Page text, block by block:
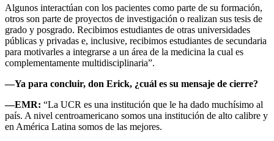
Algunos interactúan con los pacientes como parte de su formación,
otros son parte de proyectos de investigación o realizan sus tesis de
grado y posgrado. Recibimos estudiantes de otras universidades
públicas y privadas e, inclusive, recibimos estudiantes de secundaria
para motivarles a integrarse a un área de la medicina la cual es
complementamente multidisciplinaria”.
—Ya para concluir, don Erick, ¿cuál es su mensaje de cierre?
—EMR: “La UCR es una institución que le ha dado muchísimo al
país. A nivel centroamericano somos una institución de alto calibre y
en América Latina somos de las mejores.